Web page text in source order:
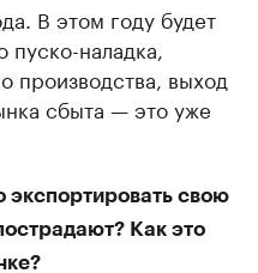
В этом году будет
наладка,
производства, выход
сбыта — это уже
экспортировать свою
Как это